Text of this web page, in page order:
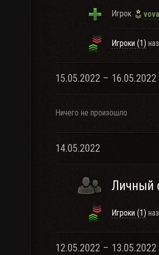
Игрок
Игроки (1)
15.05.2022 – 16.05.2022
Ничего не произошло
14.05.2022
Личный
Игроки (1)
12.05.2022 – 13.05.2022